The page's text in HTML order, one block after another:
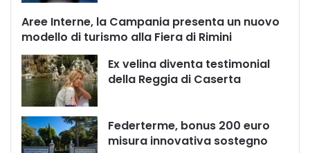
Aree Interne, la Campania presenta un nuovo
modello di turismo alla Fiera di Rimini
Ex velina diventa testimonial
della Reggia di Caserta
Federterme, bonus 200 euro
misura innovativa sostegno